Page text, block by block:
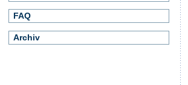
FAQ
Archiv